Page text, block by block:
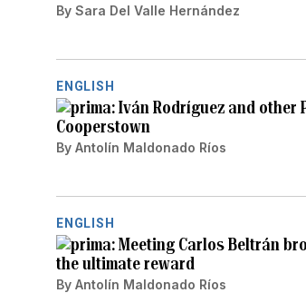
By Sara Del Valle Hernández
ENGLISH
Iván Rodríguez and other
Cooperstown
By Antolín Maldonado Ríos
ENGLISH
Meeting Carlos Beltrán
the ultimate reward
By Antolín Maldonado Ríos